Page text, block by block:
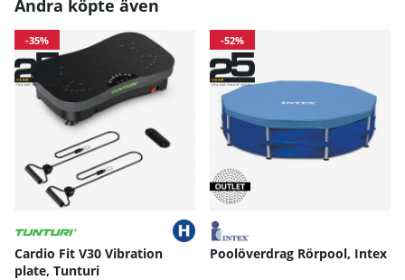
Andra köpte även
-35%
Cardio Fit V30 Vibration
plate, Tunturi
-52%
Poolöverdrag Rörpool, Intex